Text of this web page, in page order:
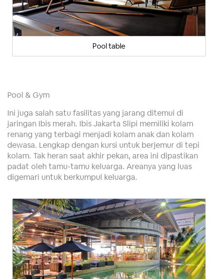
Pool table
Pool & Gym
Ini juga salah satu fasilitas yang jarang ditemui di
jaringan Ibis merah. Ibis Jakarta Slipi memiliki kolam
renang yang terbagi menjadi kolam anak dan kolam
dewasa. Lengkap dengan kursi untuk berjemur di tepi
kolam. Tak heran saat akhir pekan, area ini dipastikan
padat oleh tamu-tamu keluarga. Areanya yang luas
digemari untuk berkumpul keluarga.